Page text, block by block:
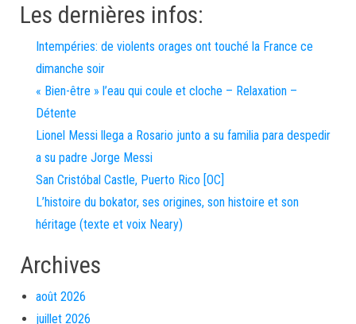
Les dernières infos:
Intempéries: de violents orages ont touché la France ce
dimanche soir
« Bien-être » l’eau qui coule et cloche – Relaxation –
Détente
Lionel Messi llega a Rosario junto a su familia para despedir
a su padre Jorge Messi
San Cristóbal Castle, Puerto Rico [OC]
L’histoire du bokator, ses origines, son histoire et son
héritage (texte et voix Neary)
Archives
août 2026
juillet 2026